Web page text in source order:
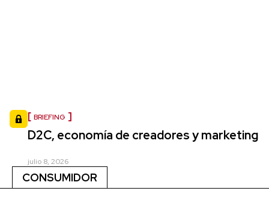
BRIEFING
D2C, economía de creadores y marketing
julio 8, 2026
CONSUMIDOR